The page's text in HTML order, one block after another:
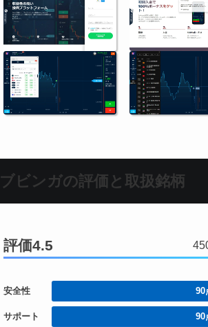
ブビンガの評価と取扱銘柄
評価4.5
安全性 90
サポート 90